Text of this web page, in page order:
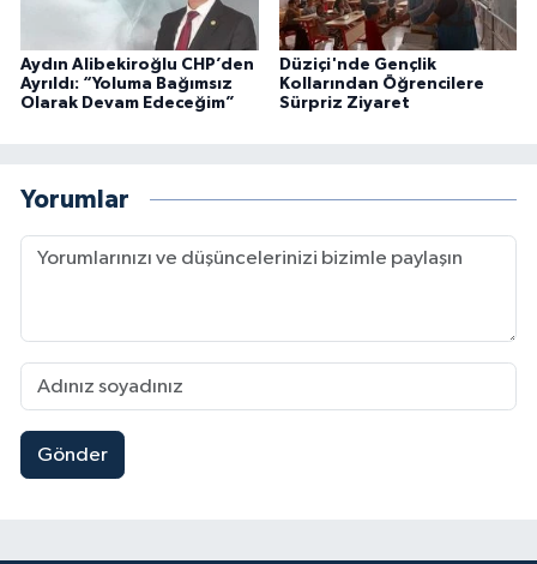
Aydın Alibekiroğlu CHP’den
Ayrıldı: “Yoluma Bağımsız
Olarak Devam Edeceğim”
Düziçi'nde Gençlik
Kollarından Öğrencilere
Sürpriz Ziyaret
Yorumlar
Gönder